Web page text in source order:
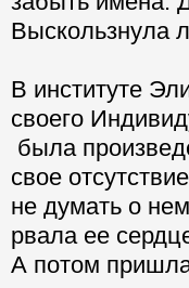
Выскользнула
В институте
своего
была
свое
не думать о
рвала ее
А потом